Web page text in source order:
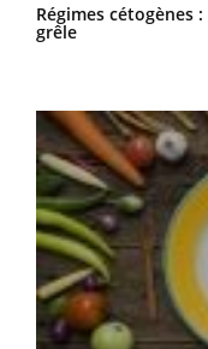
Régimes cétogènes
grêle